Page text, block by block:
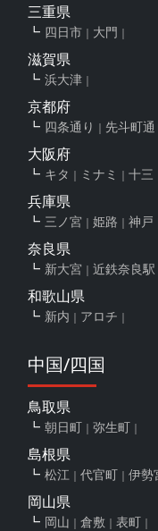
三重県
四日市 大門
滋賀県
浜大津
京都府
四条通り 先斗町通
大阪府
キタ ミナミ 十三
兵庫県
三ノ宮 姫路 神戸
奈良県
新大宮 近鉄奈良駅
和歌山県
新内 アロチ
中国/四国
鳥取県
朝日町 弥生町
島根県
松江 代官町 伊勢
岡山県
岡山 倉敷 表町